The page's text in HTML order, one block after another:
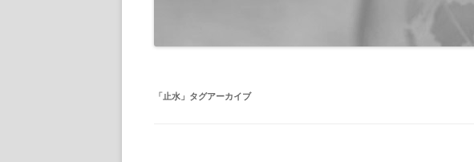
「止水 」タグアーカイブ